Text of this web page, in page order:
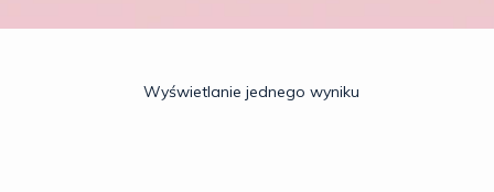
Wyświetlanie jednego wyniku